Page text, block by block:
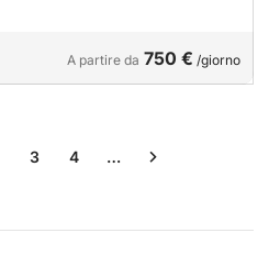
A partire da 750 € /giorno
3 4 …